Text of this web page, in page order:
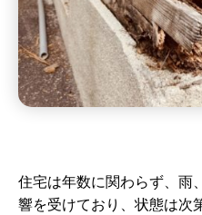
住宅は年数に関わらず、雨
響を受けており、状態は次